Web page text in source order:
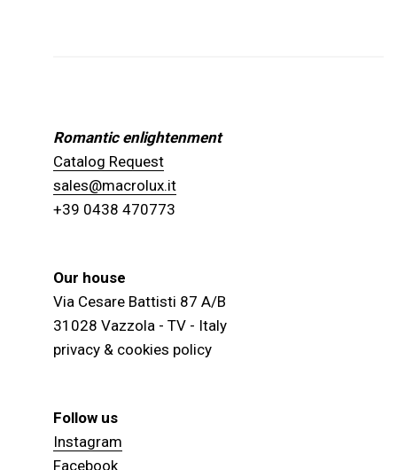
Romantic enlightenment
Catalog Request
sales@macrolux.it
+39 0438 470773
Our house
Via Cesare Battisti 87 A/B
31028 Vazzola - TV - Italy
privacy & cookies policy
Follow us
Instagram
Facebook